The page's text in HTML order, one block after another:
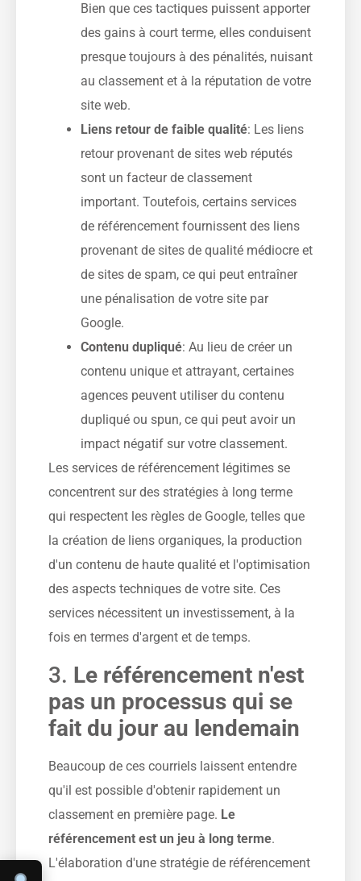
Bien que ces tactiques puissent apporter
des gains à court terme, elles conduisent
presque toujours à des pénalités, nuisant
au classement et à la réputation de votre
site web.
Liens retour de faible qualité: Les liens
retour provenant de sites web réputés
sont un facteur de classement
important. Toutefois, certains services
de référencement fournissent des liens
provenant de sites de qualité médiocre et
de sites de spam, ce qui peut entraîner
une pénalisation de votre site par
Google.
Contenu dupliqué: Au lieu de créer un
contenu unique et attrayant, certaines
agences peuvent utiliser du contenu
dupliqué ou spun, ce qui peut avoir un
impact négatif sur votre classement.
Les services de référencement légitimes se
concentrent sur des stratégies à long terme
qui respectent les règles de Google, telles que
la création de liens organiques, la production
d'un contenu de haute qualité et l'optimisation
des aspects techniques de votre site. Ces
services nécessitent un investissement, à la
fois en termes d'argent et de temps.
3. Le référencement n'est
pas un processus qui se
fait du jour au lendemain
Beaucoup de ces courriels laissent entendre
qu'il est possible d'obtenir rapidement un
classement en première page. Le
référencement est un jeu à long terme.
L'élaboration d'une stratégie de référencement